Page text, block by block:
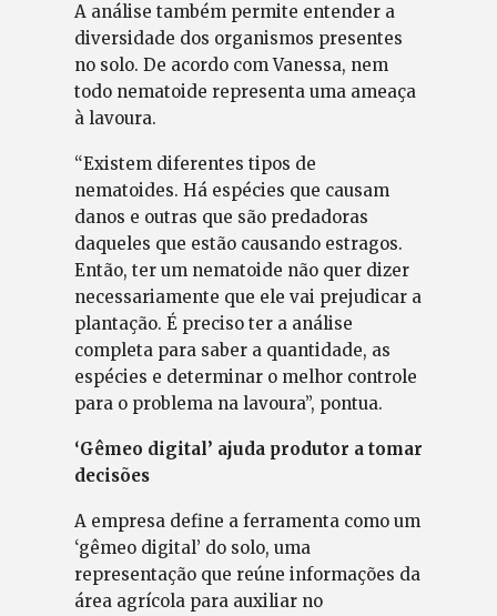
A análise também permite entender a
diversidade dos organismos presentes
no solo. De acordo com Vanessa, nem
todo nematoide representa uma ameaça
à lavoura.
“Existem diferentes tipos de
nematoides. Há espécies que causam
danos e outras que são predadoras
daqueles que estão causando estragos.
Então, ter um nematoide não quer dizer
necessariamente que ele vai prejudicar a
plantação. É preciso ter a análise
completa para saber a quantidade, as
espécies e determinar o melhor controle
para o problema na lavoura”, pontua.
‘Gêmeo digital’ ajuda produtor a tomar
decisões
A empresa define a ferramenta como um
‘gêmeo digital’ do solo, uma
representação que reúne informações da
área agrícola para auxiliar no